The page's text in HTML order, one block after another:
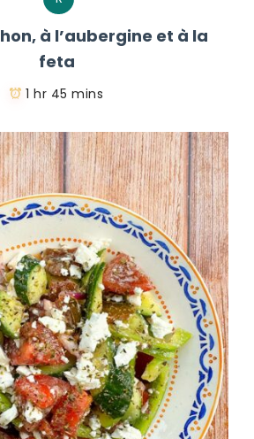
à l’aubergine et à la
feta
1 hr 45 mins